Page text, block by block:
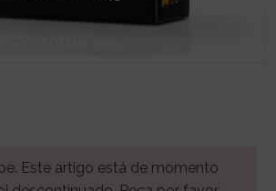
Este artigo está de momento